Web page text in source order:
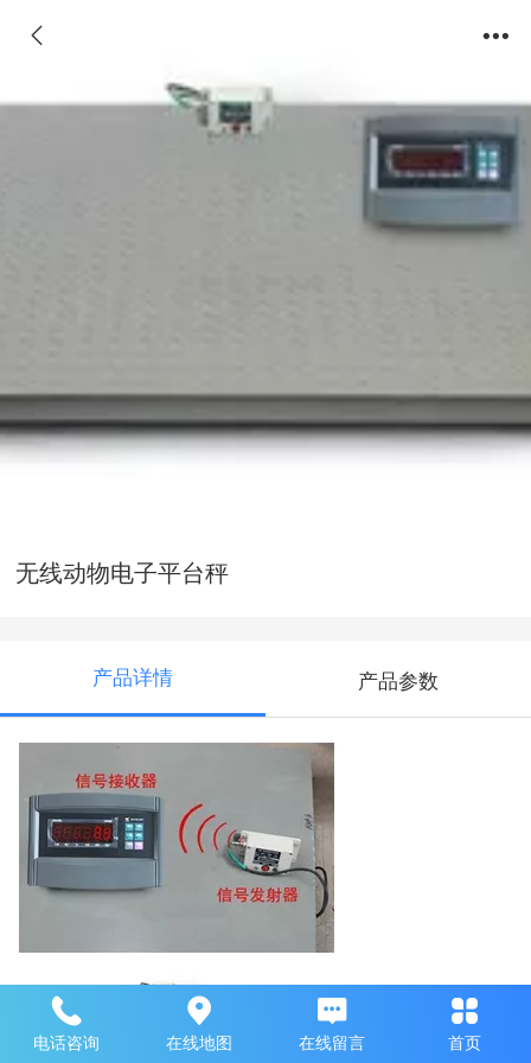
无线动物电子平台秤
产品详情 产品参数
电话咨询 在线地图 在线留言 首页